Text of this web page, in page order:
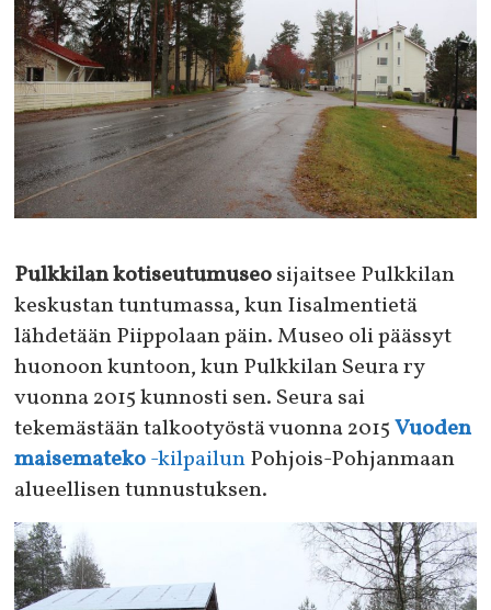
Pulkkilan kotiseutumuseosijaitsee Pulkkilan
keskustan tuntumassa, kun Iisalmentietä
lähdetään Piippolaan päin. Museo oli päässyt
huonoon kuntoon, kun Pulkkilan Seura ry
vuonna 2015 kunnosti sen. Seura sai
tekemästään talkootyöstä vuonna 2015Vuoden
maisemateko-kilpailunPohjois-Pohjanmaan
alueellisen tunnustuksen.